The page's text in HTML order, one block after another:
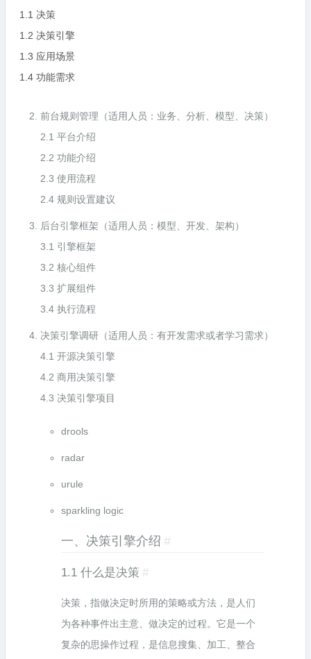
1.1 决策
1.2 决策引擎
1.3 应用场景
1.4 功能需求
前台规则管理（适用人员：业务、分析、模型、决策）
2.1 平台介绍
2.2 功能介绍
2.3 使用流程
2.4 规则设置建议
后台引擎框架（适用人员：模型、开发、架构）
3.1 引擎框架
3.2 核心组件
3.3 扩展组件
3.4 执行流程
决策引擎调研（适用人员：有开发需求或者学习需求）
4.1 开源决策引擎
4.2 商用决策引擎
4.3 决策引擎项目
drools
radar
urule
sparkling logic
一、决策引擎介绍 #
1.1 什么是决策 #
决策，指做决定时所用的策略或方法，是人们
为各种事件出主意、做决定的过程。它是一个
复杂的思操作过程，是信息搜集、加工、整合